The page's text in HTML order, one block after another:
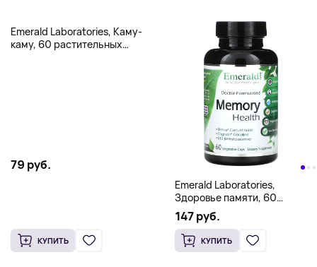
Emerald Laboratories, Каму-
каму, 60 растительных
79 руб.
КУПИТЬ
Emerald Laboratories,
Здоровье памяти, 60
растительных капсул
147 руб.
КУПИТЬ